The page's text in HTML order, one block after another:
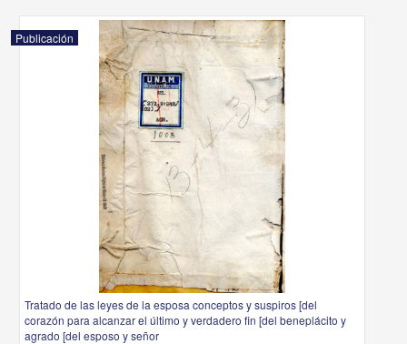
Publicación
Tratado de las leyes de la esposa conceptos y suspiros [del
corazón para alcanzar el último y verdadero fin [del beneplácito y
agrado [del esposo y señor